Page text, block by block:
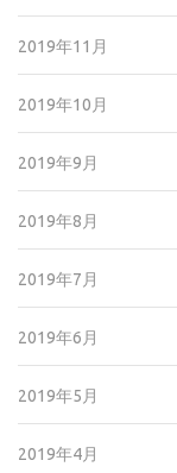
2019年11月
2019年10月
2019年9月
2019年8月
2019年7月
2019年6月
2019年5月
2019年4月